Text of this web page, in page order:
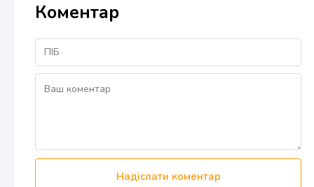
Коментар
Надіслати коментар